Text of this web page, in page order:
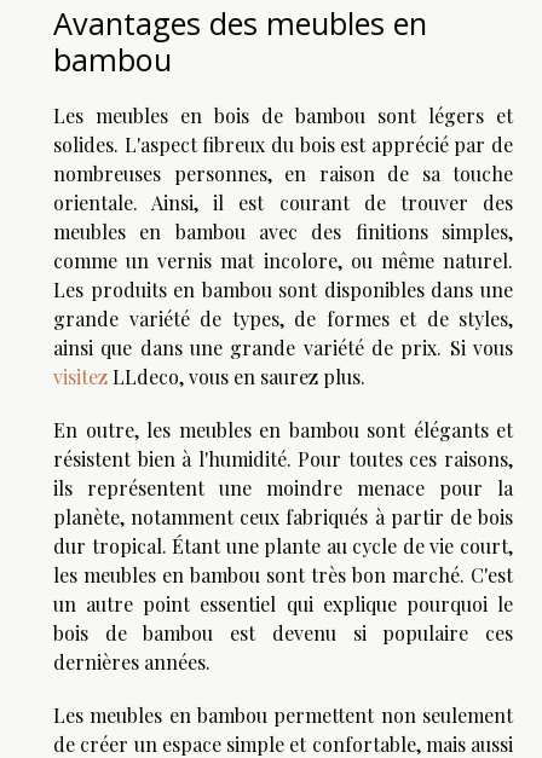
Avantages des meubles en
bambou
Les meubles en bois de bambou sont légers et
solides. L'aspect fibreux du bois est apprécié par de
nombreuses personnes, en raison de sa touche
orientale. Ainsi, il est courant de trouver des
meubles en bambou avec des finitions simples,
comme un vernis mat incolore, ou même naturel.
Les produits en bambou sont disponibles dans une
grande variété de types, de formes et de styles,
ainsi que dans une grande variété de prix. Si vous
visitezLLdeco, vous en saurez plus.
En outre, les meubles en bambou sont élégants et
résistent bien à l'humidité. Pour toutes ces raisons,
ils représentent une moindre menace pour la
planète, notamment ceux fabriqués à partir de bois
dur tropical. Étant une plante au cycle de vie court,
les meubles en bambou sont très bon marché. C'est
un autre point essentiel qui explique pourquoi le
bois de bambou est devenu si populaire ces
dernières années.
Les meubles en bambou permettent non seulement
de créer un espace simple et confortable, mais aussi